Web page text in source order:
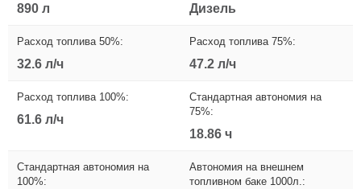
890 л Дизель
Расход топлива 50%:
32.6 л/ч
Расход топлива 75%:
47.2 л/ч
Расход топлива 100%:
61.6 л/ч
Стандартная автономия на
75%:
18.86 ч
Стандартная автономия на
100%:
Автономия на внешнем
топливном баке 1000л.: